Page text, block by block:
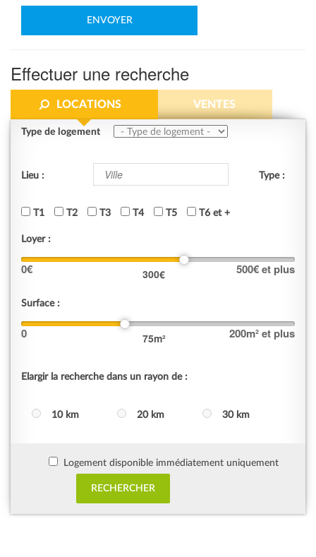
Effectuer une recherche
LOCATIONS VENTES
Type de logement
Lieu : Type :
T1 T2 T3 T4 T5 T6 et +
Loyer :
0€ 300€ 500€ et plus
Surface :
0 75m² 200m² et plus
Elargir la recherche dans un rayon de :
10 km 20 km 30 km
Logement disponible immédiatement uniquement